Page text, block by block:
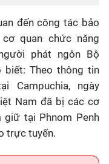
đến công tác bảo
quan chức năng
phát ngôn Bộ
biết: Theo thông tin
Campuchia, ngày
Nam đã bị các cơ
giữ tại Phnom Penh
trực tuyến.